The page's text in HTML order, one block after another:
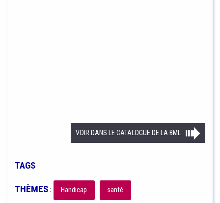
VOIR DANS LE CATALOGUE DE LA BML
TAGS
THÈMES: Handicap santé